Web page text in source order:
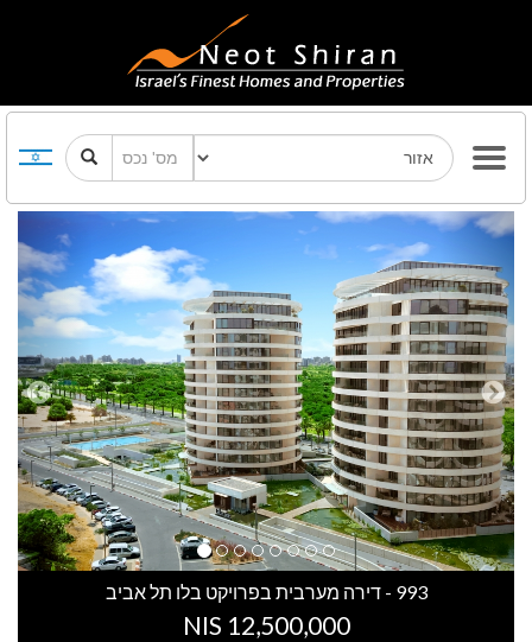
Previous Next
993 - דירה מערבית בפרויקט בלו תל אביב
12,500,000 NIS